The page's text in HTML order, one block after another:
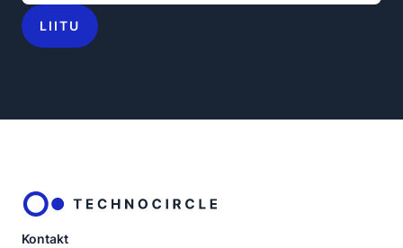
LIITU
Kontakt